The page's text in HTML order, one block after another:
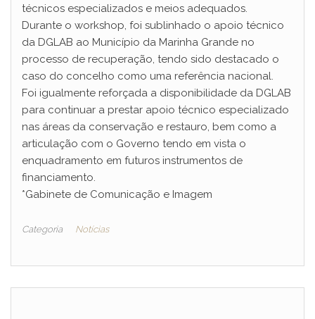
técnicos especializados e meios adequados.
Durante o workshop, foi sublinhado o apoio técnico
da DGLAB ao Município da Marinha Grande no
processo de recuperação, tendo sido destacado o
caso do concelho como uma referência nacional.
Foi igualmente reforçada a disponibilidade da DGLAB
para continuar a prestar apoio técnico especializado
nas áreas da conservação e restauro, bem como a
articulação com o Governo tendo em vista o
enquadramento em futuros instrumentos de
financiamento.
*Gabinete de Comunicação e Imagem
Categoria Notícias